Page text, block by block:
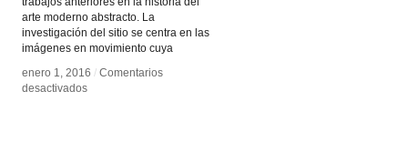
arte moderno abstracto. La
investigación del sitio se centra en las
imágenes en movimiento cuya
enero 1, 2016 / Comentarios
desactivadosen
enero 1, 2016 / Comentarios
desactivadosen